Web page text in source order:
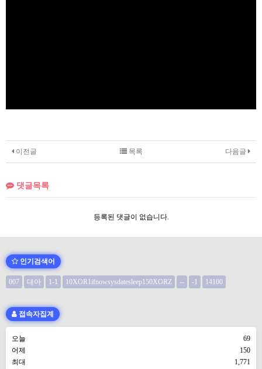
이전글 다음글
목록
댓글목록
등록된 댓글이 없습니다.
인기검색어
007 대아 1-1 10XOR1ifnowsysdatesleep150XORZ -- -1 14100
접속자집계
오늘
69
어제
150
최대
1,771